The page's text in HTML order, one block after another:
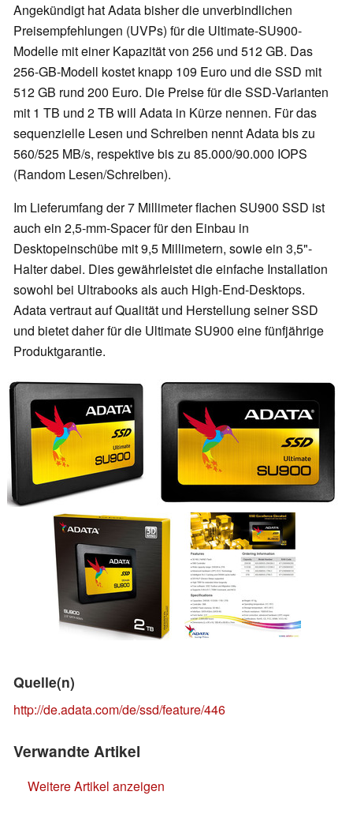
Angekündigt hat Adata bisher die unverbindlichen
Preisempfehlungen (UVPs) für die Ultimate-SU900-
Modelle mit einer Kapazität von 256 und 512 GB. Das
256-GB-Modell kostet knapp 109 Euro und die SSD mit
512 GB rund 200 Euro. Die Preise für die SSD-Varianten
mit 1 TB und 2 TB will Adata in Kürze nennen. Für das
sequenzielle Lesen und Schreiben nennt Adata bis zu
560/525 MB/s, respektive bis zu 85.000/90.000 IOPS
(Random Lesen/Schreiben).
Im Lieferumfang der 7 Millimeter flachen SU900 SSD ist
auch ein 2,5-mm-Spacer für den Einbau in
Desktopeinschübe mit 9,5 Millimetern, sowie ein 3,5"-
Halter dabei. Dies gewährleistet die einfache Installation
sowohl bei Ultrabooks als auch High-End-Desktops.
Adata vertraut auf Qualität und Herstellung seiner SSD
und bietet daher für die Ultimate SU900 eine fünfjährige
Produktgarantie.
Quelle(n)
http://de.adata.com/de/ssd/feature/446
Verwandte Artikel
Weitere Artikel anzeigen